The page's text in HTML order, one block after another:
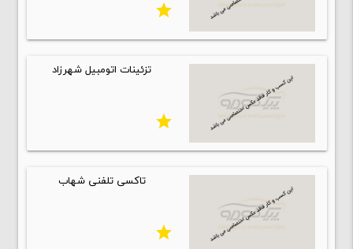
star
تزئینات اتومبیل شهرزاد
star
تاکسی تلفنی شهاب
star